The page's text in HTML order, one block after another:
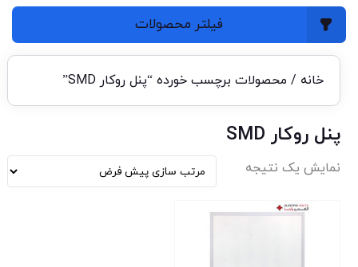
فیلتر محصولات
خانه / محصولات برچسب خورده “پنل روکار SMD”
پنل روکار SMD
نمایش یک نتیجه